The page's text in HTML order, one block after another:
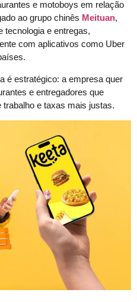
e motoboys em relação
ao grupo chinês Meituan,
tecnologia e entregas,
com aplicativos como Uber
é estratégico: a empresa quer
e entregadores que
e taxas mais justas.